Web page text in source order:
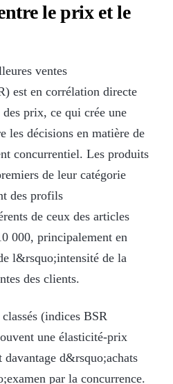
le prix et le
ventes
est en corrélation directe
prix, ce qui crée une
les décisions en matière de
concurrentiel. Les produits
de leur catégorie
des profils
de ceux des articles
000, principalement en
l&rsquo;intensité de la
des clients.
(indices BSR
une élasticité-prix
d&rsquo;achats
par la concurrence.